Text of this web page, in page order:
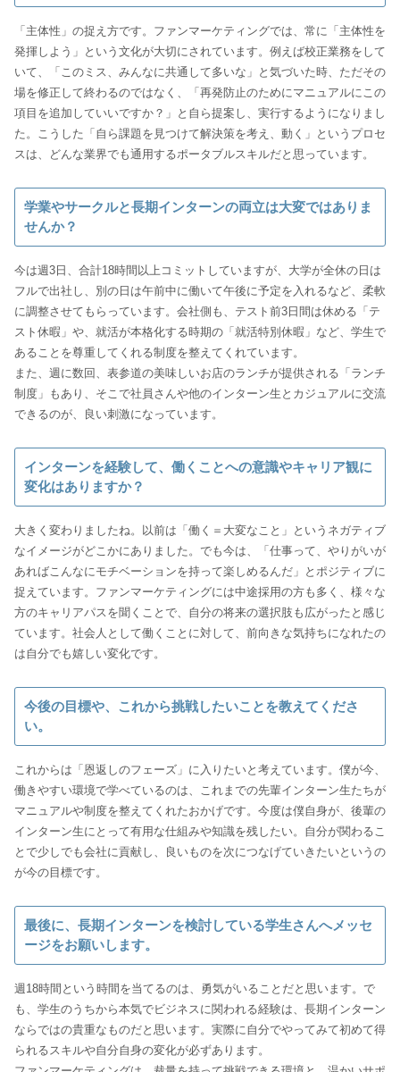
「主体性」の捉え方です。ファンマーケティングでは、常に「主体性を
発揮しよう」という文化が大切にされています。例えば校正業務をして
いて、「このミス、みんなに共通して多いな」と気づいた時、ただその
場を修正して終わるのではなく、「再発防止のためにマニュアルにこの
項目を追加していいですか？」と自ら提案し、実行するようになりまし
た。こうした「自ら課題を見つけて解決策を考え、動く」というプロセ
スは、どんな業界でも通用するポータブルスキルだと思っています。
学業やサークルと長期インターンの両立は大変ではありま
せんか？
今は週3日、合計18時間以上コミットしていますが、大学が全休の日は
フルで出社し、別の日は午前中に働いて午後に予定を入れるなど、柔軟
に調整させてもらっています。会社側も、テスト前3日間は休める「テ
スト休暇」や、就活が本格化する時期の「就活特別休暇」など、学生で
あることを尊重してくれる制度を整えてくれています。
また、週に数回、表参道の美味しいお店のランチが提供される「ランチ
制度」もあり、そこで社員さんや他のインターン生とカジュアルに交流
できるのが、良い刺激になっています。
インターンを経験して、働くことへの意識やキャリア観に
変化はありますか？
大きく変わりましたね。以前は「働く＝大変なこと」というネガティブ
なイメージがどこかにありました。でも今は、「仕事って、やりがいが
あればこんなにモチベーションを持って楽しめるんだ」とポジティブに
捉えています。ファンマーケティングには中途採用の方も多く、様々な
方のキャリアパスを聞くことで、自分の将来の選択肢も広がったと感じ
ています。社会人として働くことに対して、前向きな気持ちになれたの
は自分でも嬉しい変化です。
今後の目標や、これから挑戦したいことを教えてくださ
い。
これからは「恩返しのフェーズ」に入りたいと考えています。僕が今、
働きやすい環境で学べているのは、これまでの先輩インターン生たちが
マニュアルや制度を整えてくれたおかげです。今度は僕自身が、後輩の
インターン生にとって有用な仕組みや知識を残したい。自分が関わるこ
とで少しでも会社に貢献し、良いものを次につなげていきたいというの
が今の目標です。
最後に、長期インターンを検討している学生さんへメッセ
ージをお願いします。
週18時間という時間を当てるのは、勇気がいることだと思います。で
も、学生のうちから本気でビジネスに関われる経験は、長期インターン
ならではの貴重なものだと思います。実際に自分でやってみて初めて得
られるスキルや自分自身の変化が必ずあります。